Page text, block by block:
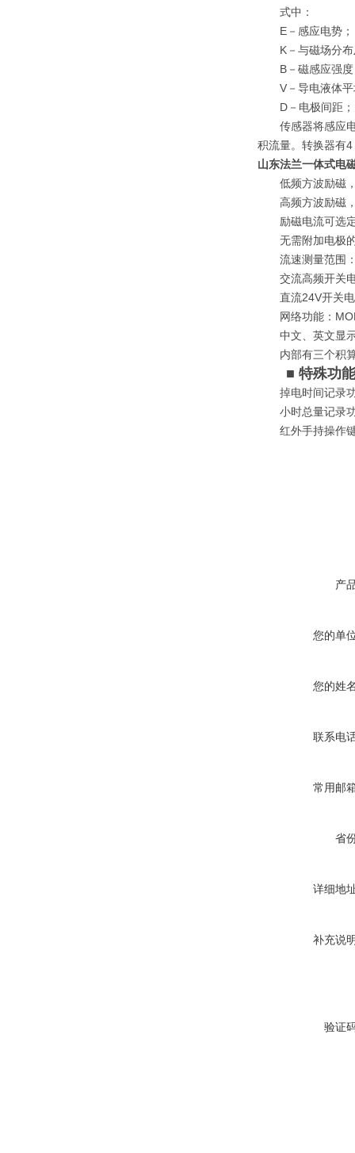
式中：
E－感应电势；
K－与磁场分布
B－磁感应强度
V－导电液体平
D－电极间距；
传感器将感应电
积流量。转换器有
山东法兰一体式电
低频方波励磁，
高频方波励磁，
励磁电流可选定
无需附加电极的
流速测量范围：
交流高频开关电
直流24V开关电
网络功能：
中文、英文显示
内部有三个积算
■ 特殊功能
掉电时间记录功
小时总量记录功
红外手持操作键
产
您的单
您的姓
联系电
常用邮
省
详细地
补充说
验证